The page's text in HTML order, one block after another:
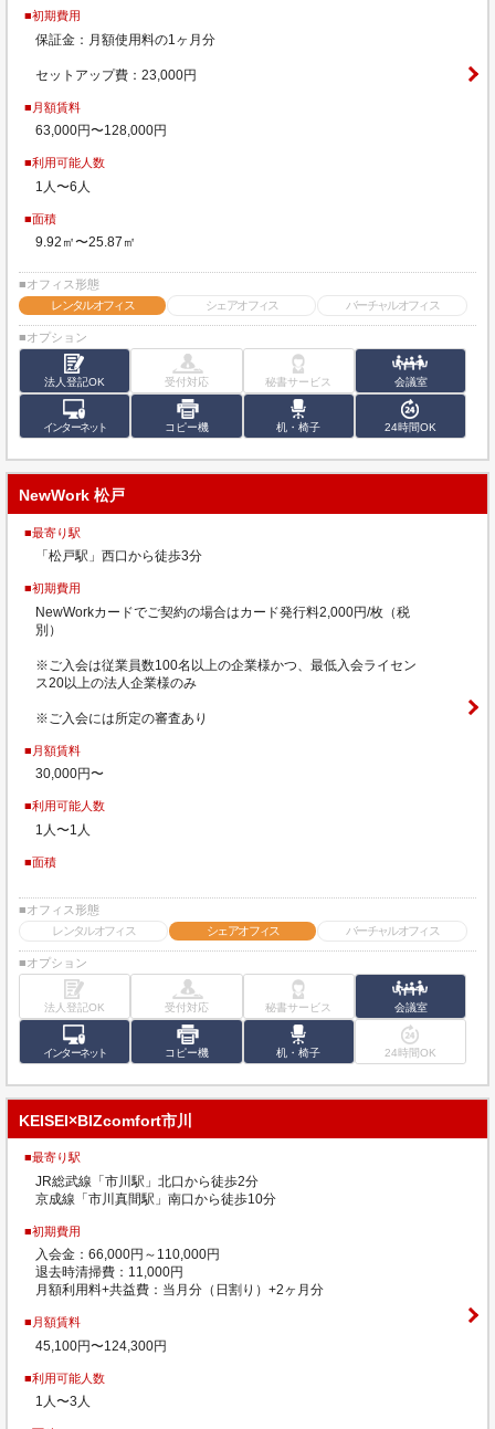
■初期費用
保証金：月額使用料の1ヶ月分
セットアップ費：23,000円
■月額賃料
63,000円〜128,000円
■利用可能人数
1人〜6人
■面積
9.92㎡〜25.87㎡
■オフィス形態
レンタルオフィス
シェアオフィス バーチャルオフィス
■オプション
法人登記OK 受付対応 秘書サービス 会議室
インターネット コピー機 机・椅子 24時間OK
NewWork 松戸
■最寄り駅
「松戸駅」西口から徒歩3分
■初期費用
NewWorkカードでご契約の場合はカード発行料2,000円/枚（税
別）
※ご入会は従業員数100名以上の企業様かつ、最低入会ライセン
ス20以上の法人企業様のみ
※ご入会には所定の審査あり
■月額賃料
30,000円〜
■利用可能人数
1人〜1人
■面積
■オフィス形態
レンタルオフィス
シェアオフィス バーチャルオフィス
■オプション
法人登記OK 受付対応 秘書サービス 会議室
インターネット コピー機 机・椅子 24時間OK
KEISEI×BIZcomfort市川
■最寄り駅
JR総武線「市川駅」北口から徒歩2分
京成線「市川真間駅」南口から徒歩10分
■初期費用
入会金：66,000円～110,000円
退去時清掃費：11,000円
月額利用料+共益費：当月分（日割り）+2ヶ月分
■月額賃料
45,100円〜124,300円
■利用可能人数
1人〜3人